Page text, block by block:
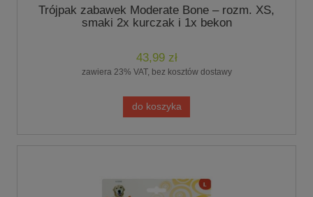
Trójpak zabawek Moderate Bone – rozm. XS,
smaki 2x kurczak i 1x bekon
43,99 zł
zawiera 23% VAT, bez kosztów dostawy
do koszyka